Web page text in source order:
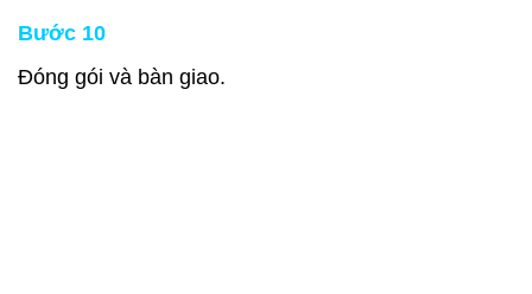
Bước 10
Đóng gói và bàn giao.